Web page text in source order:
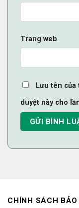
Trang web
Lưu tên
duyệt này cho
CHÍNH SÁCH BẢO